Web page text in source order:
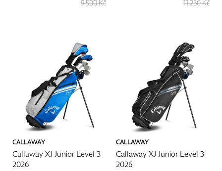
posunout vaši hru na vyšší úroveň. Ať už jste začátečník, nebo se
9.500 Kč 11.230 Kč
CALLAWAY
Callaway XJ Junior Level 3
2026
CALLAWAY
Callaway XJ Junior Level 3
2026